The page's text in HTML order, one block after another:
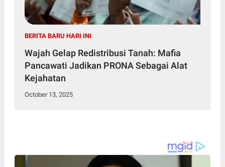
BERITA BARU HARI INI
Wajah Gelap Redistribusi Tanah: Mafia
Pancawati Jadikan PRONA Sebagai Alat
Kejahatan
October 13, 2025